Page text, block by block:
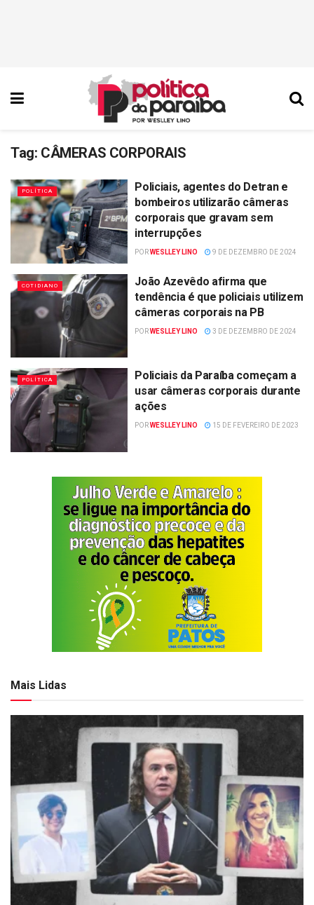
Tag: CÂMERAS CORPORAIS
POLÍTICA
Policiais, agentes do Detran e
bombeiros utilizarão câmeras
corporais que gravam sem
interrupções
PORWESLLEY LINO 9 DE DEZEMBRO DE 2024
COTIDIANO
João Azevêdo afirma que
tendência é que policiais utilizem
câmeras corporais na PB
PORWESLLEY LINO 3 DE DEZEMBRO DE 2024
POLÍTICA
Policiais da Paraíba começam a
usar câmeras corporais durante
ações
PORWESLLEY LINO 15 DE FEVEREIRO DE 2023
Mais Lidas